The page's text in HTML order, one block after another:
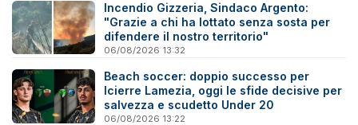
Incendio Gizzeria, Sindaco Argento:
"Grazie a chi ha lottato senza sosta per
difendere il nostro territorio"
06/08/2026 13:32
Beach soccer: doppio successo per
Icierre Lamezia, oggi le sfide decisive per
salvezza e scudetto Under 20
06/08/2026 13:22